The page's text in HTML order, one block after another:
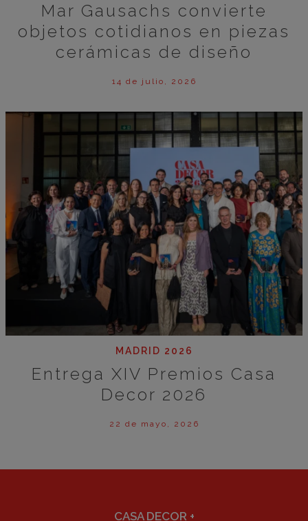
Mar Gausachs convierte
objetos cotidianos en piezas
cerámicas de diseño
14 de julio, 2026
MADRID 2026
Entrega XIV Premios Casa
Decor 2026
22 de mayo, 2026
CASA DECOR +